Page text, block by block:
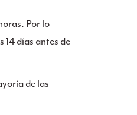
Por lo
días antes de
de las